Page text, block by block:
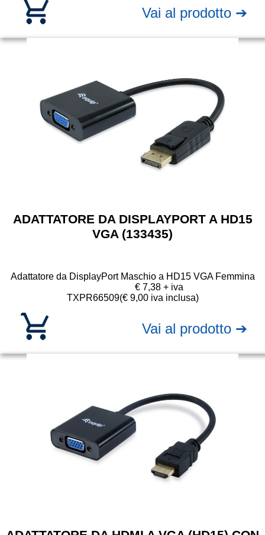
Vai al prodotto ➔
ADATTATORE DA DISPLAYPORT A HD15
VGA (133435)
Adattatore da DisplayPort Maschio a HD15 VGA Femmina
TXPR66509
€ 7,38 + iva
(€ 9,00 iva inclusa)
Vai al prodotto ➔